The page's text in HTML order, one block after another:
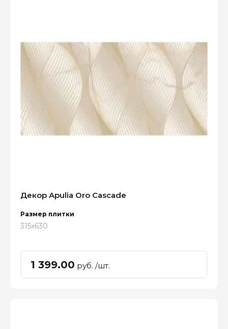
Декор Apulia Oro Cascade
Размер плитки
315x630
1 399.00 руб. /шт.